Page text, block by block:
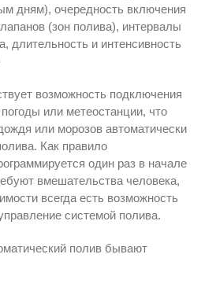
дням), очередность включения
(зон полива), интервалы
длительность и интенсивность
возможность подключения
или метеостанции, что
или морозов автоматически
Как правило
один раз в начале
вмешательства человека,
всегда есть возможность
системой полива.
полив бывают